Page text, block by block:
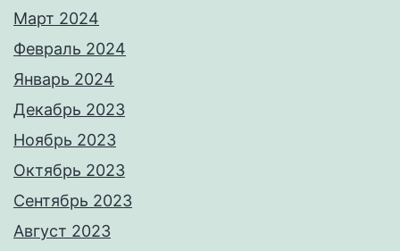
Март 2024
Февраль 2024
Январь 2024
Декабрь 2023
Ноябрь 2023
Октябрь 2023
Сентябрь 2023
Август 2023